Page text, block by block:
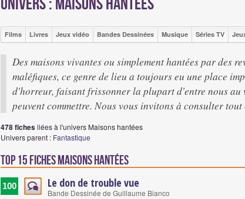
Films Livres Jeux vidéo Bandes Dessinées Musique Séries TV
Des maisons vivantes ou simplement hantées par des
maléfiques, ce genre de lieu a toujours eu une place
d'horreur, faisant frissonner la plupart d'entre nous au
peuvent commettre. Nous vous invitons à consulter
478 fichesliées à l'univers Maisons hantées
Univers parent : Fantastique
Top 15 Fiches Maisons hantées
100 Le don de trouble vue
Bande Dessinée de Guillaume Bianco